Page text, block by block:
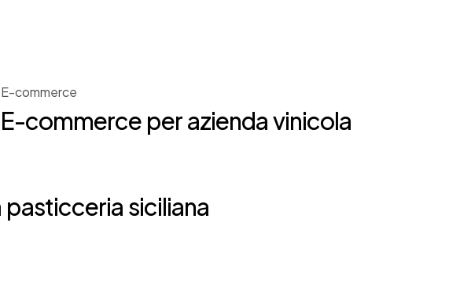
E-commerce
E-commerce per azienda vinicola
pasticceria siciliana